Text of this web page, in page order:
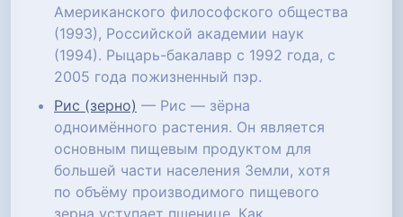
Американского философского общества
(1993), Российской академии наук
(1994). Рыцарь-бакалавр с 1992 года, с
2005 года пожизненный пэр.
Рис (зерно) — Рис — зёрна
одноимённого растения. Он является
основным пищевым продуктом для
большей части населения Земли, хотя
по объёму производимого пищевого
зерна уступает пшенице. Как